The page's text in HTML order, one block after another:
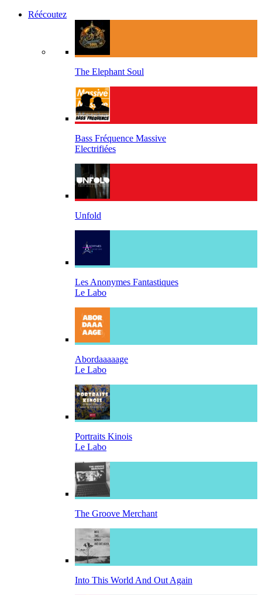
Réécoutez
The Elephant Soul
Bass Fréquence Massive
Electrifiées
Unfold
Les Anonymes Fantastiques
Le Labo
Abordaaaaage
Le Labo
Portraits Kinois
Le Labo
The Groove Merchant
Into This World And Out Again